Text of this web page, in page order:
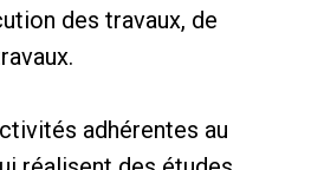
des travaux, de
adhérentes au